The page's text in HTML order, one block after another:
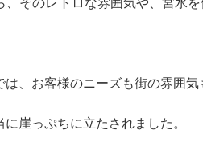
、そのレトロな雰囲気や、宮水
、お客様のニーズも街の雰囲気
崖っぷちに立たされました。